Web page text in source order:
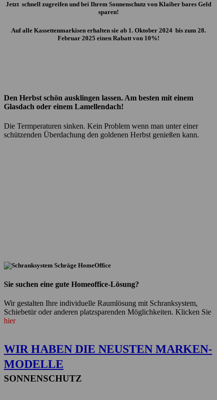
Jetzt schnell zugreifen und bei Ihrem Sonnenschutz von Klaiber bares Geld
sparen!
Auf alle Kassettenmarkisen erhalten sie ab 1. Oktober 2024 bis zum 28.
Februar 2025 einen Rabatt von 10%!
Den Herbst schön ausklingen lassen. Am besten mit einem
Glasdach oder einem Lamellendach!
Die Termperaturen sinken. Kein Problem wenn man unter einer
schützenden Überdachung den goldenen Herbst genießen kann.
Sie suchen eine gute Homeoffice-Lösung?
Wir gestalten Ihre individuelle Raumlösung mit Schranksystem,
Schiebetür oder anderen platzsparenden Möglichkeiten. Klicken Sie
hier
WIR HABEN DIE NEUSTEN MARKEN-
MODELLE
SONNENSCHUTZ